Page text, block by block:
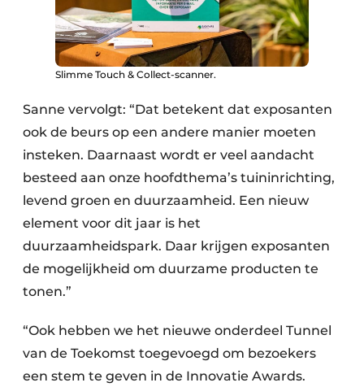
Slimme Touch & Collect-scanner.
Sanne vervolgt: “Dat betekent dat exposanten
ook de beurs op een andere manier moeten
insteken. Daarnaast wordt er veel aandacht
besteed aan onze hoofdthema’s tuininrichting,
levend groen en duurzaamheid. Een nieuw
element voor dit jaar is het
duurzaamheidspark. Daar krijgen exposanten
de mogelijkheid om duurzame producten te
tonen.”
“Ook hebben we het nieuwe onderdeel Tunnel
van de Toekomst toegevoegd om bezoekers
een stem te geven in de Innovatie Awards.